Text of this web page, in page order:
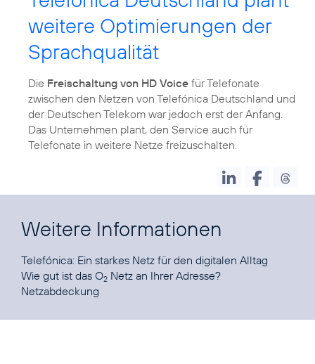
weitere Optimierungen der
Sprachqualität
Die Freischaltung von HD Voice für Telefonate
zwischen den Netzen von Telefónica Deutschland und
der Deutschen Telekom war jedoch erst der Anfang.
Das Unternehmen plant, den Service auch für
Telefonate in weitere Netze freizuschalten.
Weitere Informationen
Telefónica: Ein starkes Netz für den digitalen Alltag
Wie gut ist das O2 Netz an Ihrer Adresse?
Netzabdeckung